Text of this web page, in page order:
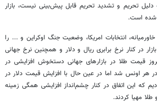
دلیل تحریم و تشدید تحریم قابل پیش‌بینی نیست، بازار
شده است.
انتخابات امریکا، وضعیت جنگ اوکراین و ... را
در کنار نرخ برابری ریال و دلار و همچنین نرخ جهانی
قیمت طلا در بازارهای جهانی دستخوش افزایشی در
هر اونس شد اما در عین حال با افزایش قیمت دلار در
که این اتفاق در کنار چشم‌انداز افزایشی همگی زمینه
مهیا کردند.